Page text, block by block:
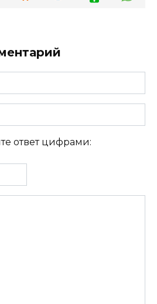
ответ цифрами: